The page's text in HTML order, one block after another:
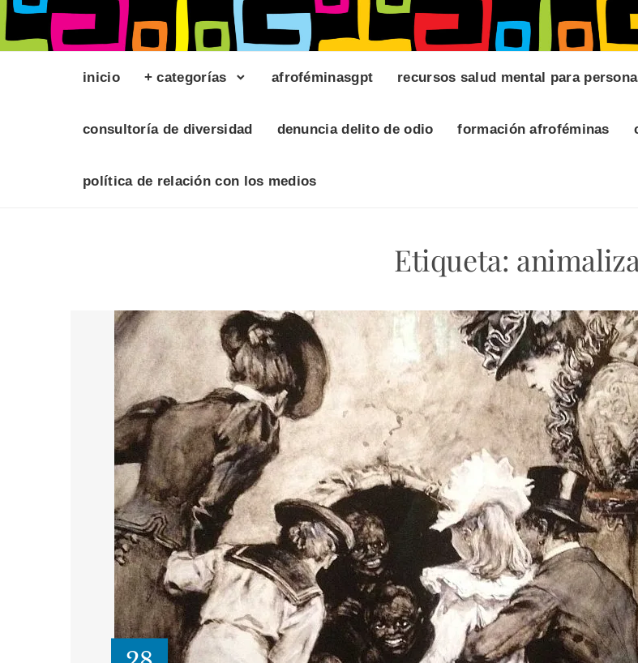
inicio + categorías afroféminasgpt recursos salud mental para
consultoría de diversidad denuncia delito de odio formación afroféminas
política de relación con los medios
Etiqueta: